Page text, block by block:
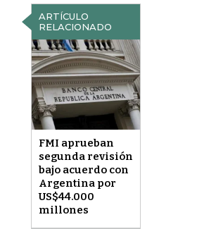
ARTÍCULO
RELACIONADO
FMI aprueban
segunda revisión
bajo acuerdo con
Argentina por
US$44.000
millones